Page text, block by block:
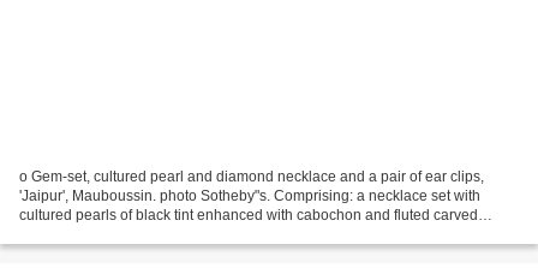
o Gem-set, cultured pearl and diamond necklace and a pair of ear clips,
'Jaipur', Mauboussin. photo Sotheby"s. Comprising: a necklace set with
cultured pearls of black tint enhanced with cabochon and fluted carved